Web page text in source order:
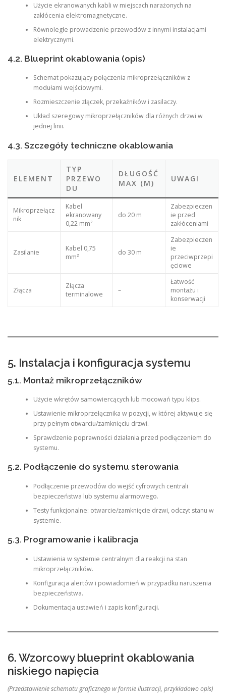
Użycie ekranowanych kabli w miejscach narażonych na
zakłócenia elektromagnetyczne.
Równoległe prowadzenie przewodów z innymi instalacjami
elektrycznymi.
4.2. Blueprint okablowania (opis)
Schemat pokazujący połączenia mikroprzełączników z
modułami wejściowymi.
Rozmieszczenie złączek, przekaźników i zasilaczy.
Układ szeregowy mikroprzełączników dla różnych drzwi w
jednej linii.
4.3. Szczegóły techniczne okablowania
ELEMENT
TYP
PRZEWO
DU
DŁUGOŚĆ
MAX (M)
UWAGI
Mikroprzełącz
nik
Kabel
ekranowany
0,22 mm²
do 20 m
Zabezpieczen
ie przed
zakłóceniami
Zasilanie
Kabel 0,75
mm²
do 30 m
Zabezpieczen
ie
przeciwprzepi
ęciowe
Złącza
Złącza
terminalowe
–
Łatwość
montażu i
konserwacji
5. Instalacja i konfiguracja systemu
5.1. Montaż mikroprzełączników
Użycie wkrętów samowiercących lub mocowań typu klips.
Ustawienie mikroprzełącznika w pozycji, w której aktywuje się
przy pełnym otwarciu/zamknięciu drzwi.
Sprawdzenie poprawności działania przed podłączeniem do
systemu.
5.2. Podłączenie do systemu sterowania
Podłączenie przewodów do wejść cyfrowych centrali
bezpieczeństwa lub systemu alarmowego.
Testy funkcjonalne: otwarcie/zamknięcie drzwi, odczyt stanu w
systemie.
5.3. Programowanie i kalibracja
Ustawienia w systemie centralnym dla reakcji na stan
mikroprzełączników.
Konfiguracja alertów i powiadomień w przypadku naruszenia
bezpieczeństwa.
Dokumentacja ustawień i zapis konfiguracji.
6. Wzorcowy blueprint okablowania
niskiego napięcia
(Przedstawienie schematu graficznego w formie ilustracji, przykładowo opis)